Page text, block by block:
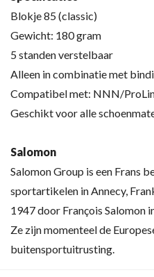
Blokje 85 (classic)
Gewicht: 180 gram
5 standen verstelbaar
Alleen in combinatie met
Compatibel met: NNN/
Geschikt voor alle
Salomon
Salomon Group is een Frans
sportartikelen in Annecy,
1947 door François Salomon
Ze zijn momenteel de
buitensportuitrusting.